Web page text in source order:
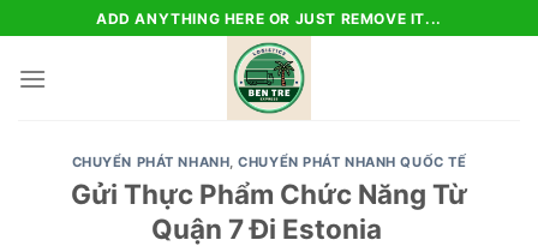
to
content
ADD ANYTHING HERE OR JUST REMOVE IT...
CHUYỂN PHÁT NHANH,CHUYỂN PHÁT NHANH QUỐC TẾ
Gửi Thực Phẩm Chức Năng Từ
Quận 7 Đi Estonia